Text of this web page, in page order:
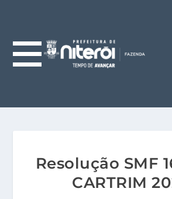
Resolução SMF
CARTRIM